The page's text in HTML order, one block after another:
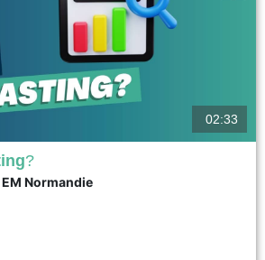
in management. It consists of anticipating
information. Forecasting is mainly based on
purpose is to support decision-making and
02:33
?
EM Normandie